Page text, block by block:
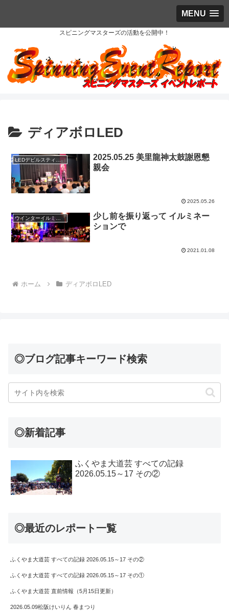
MENU
スピニングマスターズの活動を公開中！
ディアボロLED
2025.05.25 美里龍神太鼓謝恩懇
親会
2025.05.26
少し前を振り返って イルミネー
ションで
2021.01.08
ホーム ディアボロLED
◎ブログ記事キーワード検索
◎新着記事
ふくやま大道芸 すべての記録
2026.05.15～17 その②
◎最近のレポート一覧
ふくやま大道芸 すべての記録 2026.05.15～17 その②
ふくやま大道芸 すべての記録 2026.05.15～17 その①
ふくやま大道芸 直前情報（5月15日更新）
2026.05.09松阪けいりん 春まつり